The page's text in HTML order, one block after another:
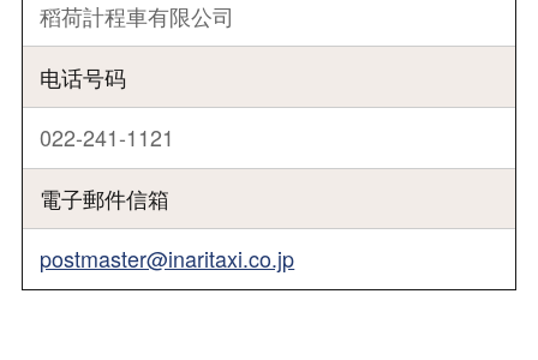
稻荷計程車有限公司
电话号码
022-241-1121
電子郵件信箱
postmaster@inaritaxi.co.jp